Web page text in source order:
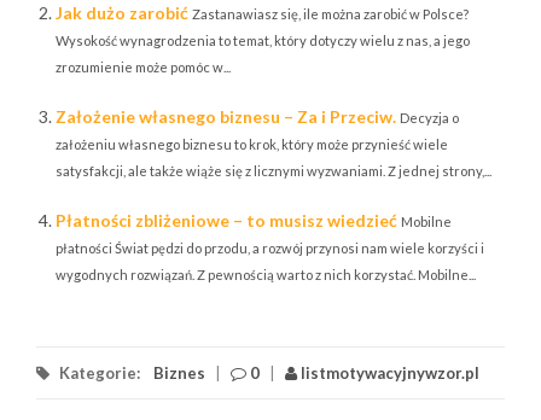
Jak dużo zarobić Zastanawiasz się, ile można zarobić w Polsce?
Wysokość wynagrodzenia to temat, który dotyczy wielu z nas, a jego
zrozumienie może pomóc w...
Założenie własnego biznesu – Za i Przeciw. Decyzja o
założeniu własnego biznesu to krok, który może przynieść wiele
satysfakcji, ale także wiąże się z licznymi wyzwaniami. Z jednej strony,...
Płatności zbliżeniowe – to musisz wiedzieć Mobilne
płatności Świat pędzi do przodu, a rozwój przynosi nam wiele korzyści i
wygodnych rozwiązań. Z pewnością warto z nich korzystać. Mobilne...
Kategorie: Biznes 0 listmotywacyjnywzor.pl